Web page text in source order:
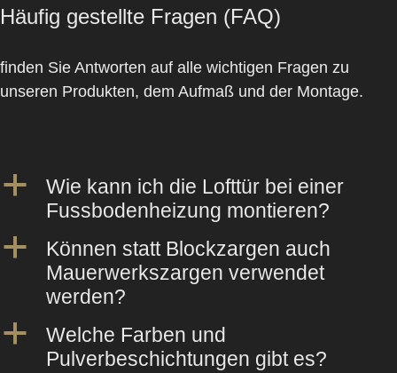
Häufig gestellte Fragen (FAQ)
finden Sie Antworten auf alle wichtigen Fragen zu
unseren Produkten, dem Aufmaß und der Montage.
a
Wie kann ich die Lofttür bei einer
Fussbodenheizung montieren?
a
Können statt Blockzargen auch
Mauerwerkszargen verwendet
werden?
a
Welche Farben und
Pulverbeschichtungen gibt es?